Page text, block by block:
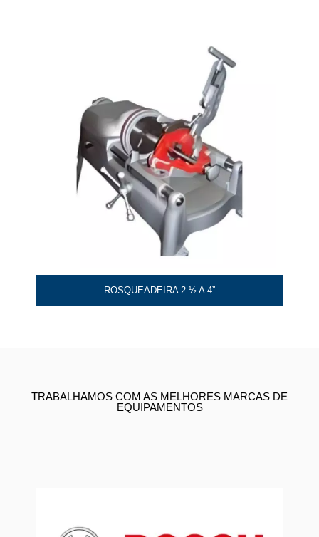
ROSQUEADEIRA 2 ½ A 4”
TRABALHAMOS COM AS MELHORES MARCAS DE
EQUIPAMENTOS